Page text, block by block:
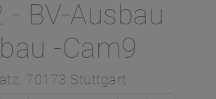
- BV-Ausbau
-Cam9
70173 Stuttgart